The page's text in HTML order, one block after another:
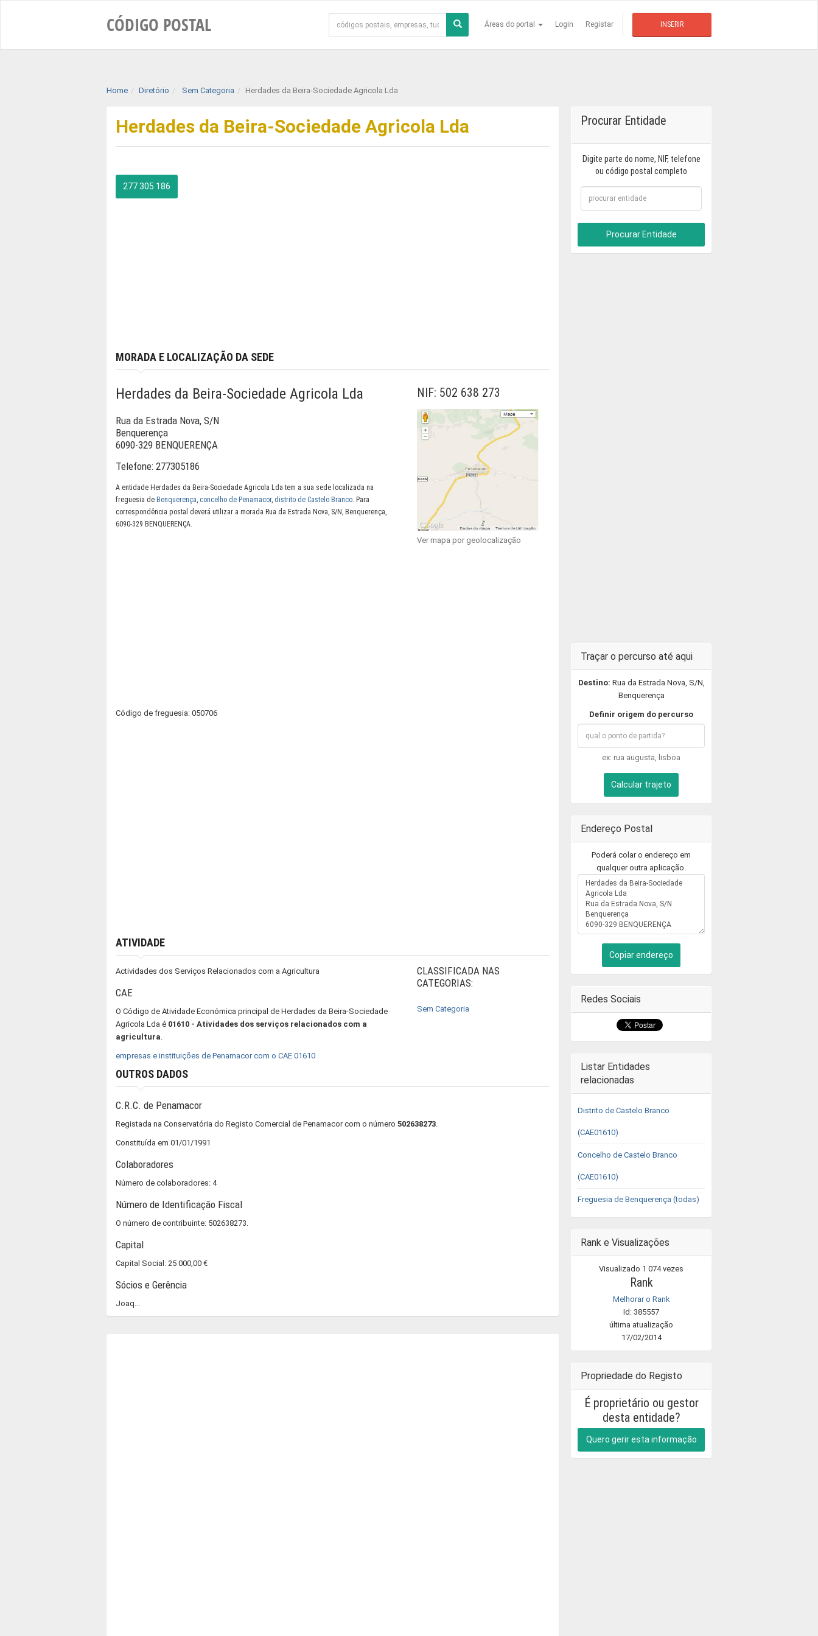
CÓDIGO POSTAL Áreas do portal Login Registar INSERIR
Home Diretório Sem Categoria Herdades da Beira-Sociedade Agricola Lda
Herdades da Beira-Sociedade Agricola Lda
277 305 186
MORADA E LOCALIZAÇÃO DA SEDE
Herdades da Beira-Sociedade Agricola Lda
Rua da Estrada Nova, S/N
Benquerença
6090-329 BENQUERENÇA
Telefone: 277305186
A entidade Herdades da Beira-Sociedade Agricola Lda tem a sua sede localizada na
freguesia de Benquerença, concelho de Penamacor, distrito de Castelo Branco. Para
correspondência postal deverá utilizar a morada Rua da Estrada Nova, S/N, Benquerença,
6090-329 BENQUERENÇA.
Código de freguesia: 050706
NIF: 502 638 273
Ver mapa por geolocalização
ATIVIDADE
Actividades dos Serviços Relacionados com a Agricultura
CAE
O Código de Atividade Económica principal de Herdades da Beira-Sociedade
Agricola Lda é 01610 - Atividades dos serviços relacionados com a
agricultura.
empresas e instituições de Penamacor com o CAE 01610
CLASSIFICADA NAS
CATEGORIAS:
Sem Categoria
OUTROS DADOS
C.R.C. de Penamacor
Registada na Conservatória do Registo Comercial de Penamacor com o número 502638273.
Constituída em 01/01/1991
Colaboradores
Número de colaboradores: 4
Número de Identificação Fiscal
O número de contribuinte: 502638273.
Capital
Capital Social: 25 000,00 €
Sócios e Gerência
Joaq...
Procurar Entidade
Digite parte do nome, NIF, telefone
ou código postal completo
Procurar Entidade
Traçar o percurso até aqui
Destino: Rua da Estrada Nova, S/N,
Benquerença
Definir origem do percurso
ex: rua augusta, lisboa
Calcular trajeto
Endereço Postal
Poderá colar o endereço em
qualquer outra aplicação.
Copiar endereço
Redes Sociais
Listar Entidades
relacionadas
Distrito de Castelo Branco
(CAE01610)
Concelho de Castelo Branco
(CAE01610)
Freguesia de Benquerença (todas)
Rank e Visualizações
Visualizado 1 074 vezes
Rank
Melhorar o Rank
Id: 385557
última atualização
17/02/2014
Propriedade do Registo
É proprietário ou gestor
desta entidade?
Quero gerir esta informação